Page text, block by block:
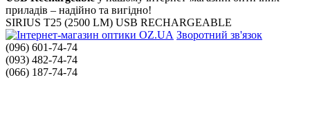
приладів – надійно та вигідно!
SIRIUS T25 (2500 LM) USB RECHARGEABLE
Зворотний зв'язок
(096) 601-74-74
(093) 482-74-74
(066) 187-74-74